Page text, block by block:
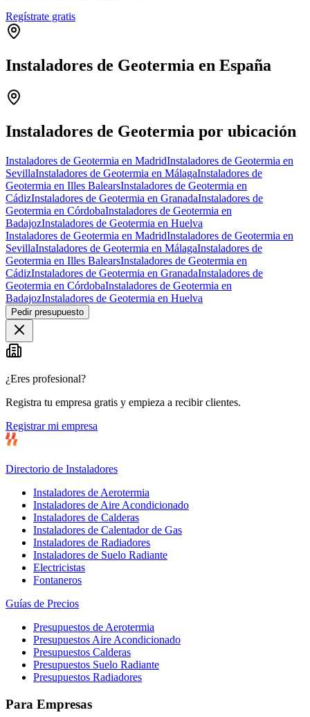
Regístrate gratis
Instaladores de Geotermia en España
−
Instaladores de Geotermia por ubicación
Instaladores de Geotermia en MadridInstaladores de Geotermia en
SevillaInstaladores de Geotermia en MálagaInstaladores de
Geotermia en Illes BalearsInstaladores de Geotermia en
CádizInstaladores de Geotermia en GranadaInstaladores de
Geotermia en CórdobaInstaladores de Geotermia en
BadajozInstaladores de Geotermia en Huelva
Instaladores de Geotermia en MadridInstaladores de Geotermia en
SevillaInstaladores de Geotermia en MálagaInstaladores de
Geotermia en Illes BalearsInstaladores de Geotermia en
CádizInstaladores de Geotermia en GranadaInstaladores de
Geotermia en CórdobaInstaladores de Geotermia en
BadajozInstaladores de Geotermia en Huelva
Pedir presupuesto
¿Eres profesional?
Registra tu empresa gratis y empieza a recibir clientes.
Registrar mi empresa
Directorio de Instaladores
Instaladores de Aerotermia
Instaladores de Aire Acondicionado
Instaladores de Calderas
Instaladores de Calentador de Gas
Instaladores de Radiadores
Instaladores de Suelo Radiante
Electricistas
Fontaneros
Guías de Precios
Presupuestos de Aerotermia
Presupuestos Aire Acondicionado
Presupuestos Calderas
Presupuestos Suelo Radiante
Presupuestos Radiadores
Para Empresas